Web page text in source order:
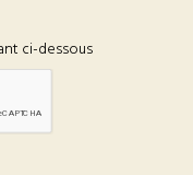
ci-dessous